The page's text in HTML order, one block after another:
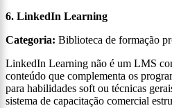
6. LinkedIn Learning
Categoria: Biblioteca de formação
LinkedIn Learning não é um LMS
conteúdo que complementa os
para habilidades soft ou técnicas
sistema de capacitação comercial